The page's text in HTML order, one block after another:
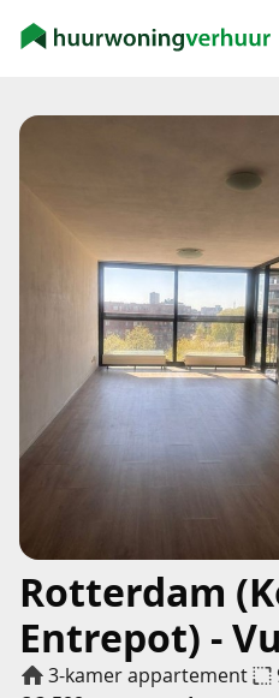
Rotterdam
Entrepot) -
3-kamer appartement